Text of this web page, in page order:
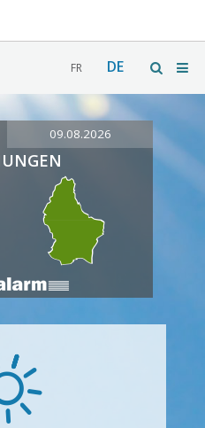
FR DE
09.08.2026